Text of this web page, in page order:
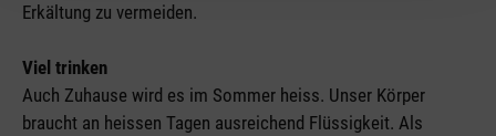
Erkältung zu vermeiden.
Viel trinken
Auch Zuhause wird es im Sommer heiss. Unser Körper
braucht an heissen Tagen ausreichend Flüssigkeit. Als